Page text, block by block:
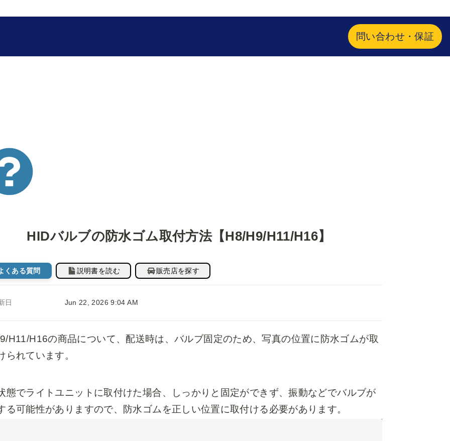
問い合わせ・保証
HIDバルブの防水ゴム取付方法【H8/H9/H11/H16】
くある質問 説明書を読む 販売店を探す
日 Jun 22, 2026 9:04 AM
H11/H16の商品について、配送時は、バルブ固定のため、写真の位置に防水ゴムが取
られています。
態でライトユニットに取付けた場合、しっかりと固定ができず、振動などでバルブが
る可能性がありますので、防水ゴムを正しい位置に取付ける必要があります。